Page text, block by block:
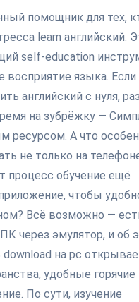
помощник для тех,
learn английский.
self-education
восприятие языка.
английский с нуля,
на зубрёжку —
ресурсом. А что
не только на
процесс обучение ещё
чтобы
Всё возможно —
через эмулятор, и об
download на pc
удобные горячие
По сути, изучение